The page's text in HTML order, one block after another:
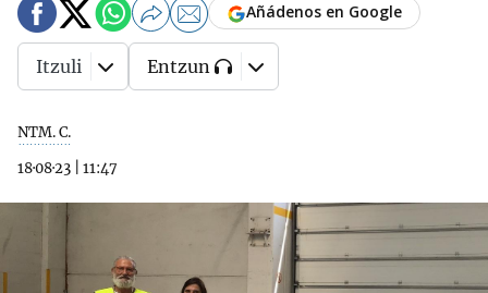
NTM. C.
18·08·23
11:47
Añádenos en Google
Itzuli Entzun